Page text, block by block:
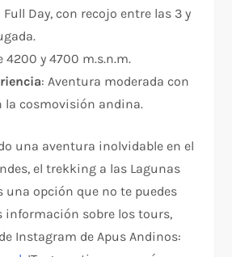
Full Day, con recojo entre las 3 y
4200 y 4700 m.s.n.m.
: Aventura moderada con
la cosmovisión andina.
una aventura inolvidable en el
el trekking a las Lagunas
una opción que no te puedes
información sobre los tours,
Instagram de Apus Andinos: